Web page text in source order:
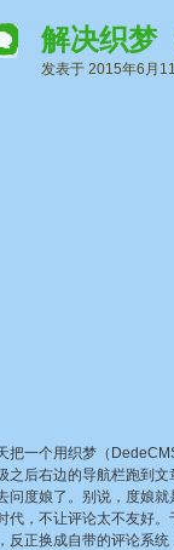
解决织梦
发表于 2015年6月
把一个用织梦（
之后右边的导航栏跑到
问度娘了。别说，度娘
代，不让评论太不友好
反正换成自带的评论系